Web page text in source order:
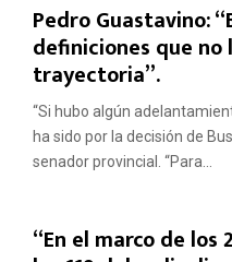
Pedro Guastavino:
definiciones que
trayectoria”.
“Si hubo algún
ha sido por la decisión de
senador provincial. “Para...
“En el marco de